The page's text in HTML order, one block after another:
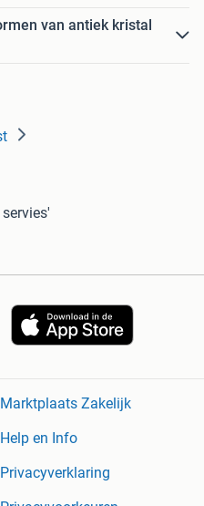
van antiek kristal
Marktplaats Zakelijk
Help en Info
Privacyverklaring